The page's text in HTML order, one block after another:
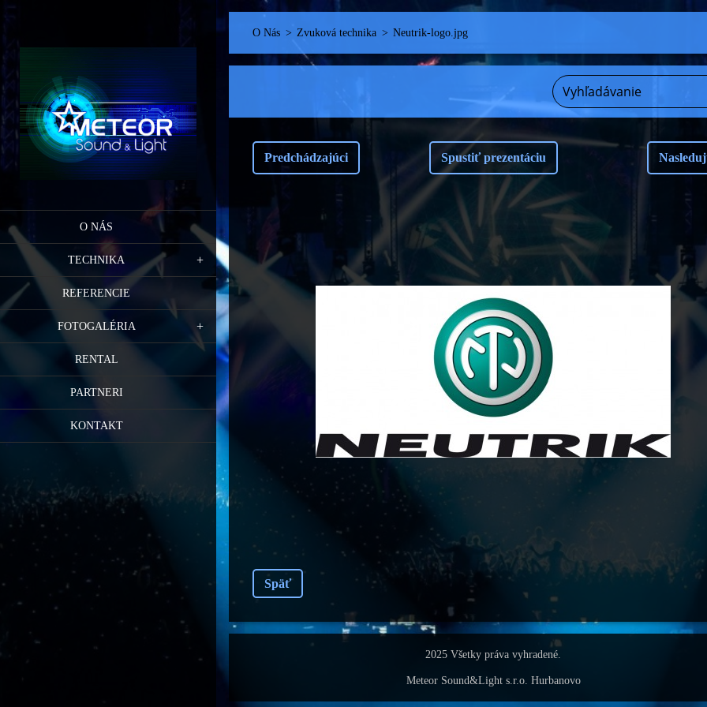
O NÁS
TECHNIKA
REFERENCIE
FOTOGALÉRIA
RENTAL
PARTNERI
KONTAKT
O Nás > Zvuková technika > Neutrik-logo.jpg
Predchádzajúci Spustiť prezentáciu
Späť
2025 Všetky práva vyhradené.
Meteor Sound&Light s.r.o. Hurbanovo